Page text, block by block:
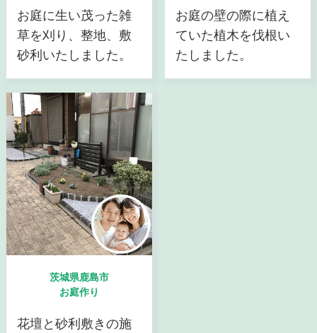
お庭に生い茂った雑
草を刈り、整地、敷
砂利いたしました。
お庭の壁の際に植え
ていた植木を伐根い
たしました。
茨城県鹿島市
お庭作り
花壇と砂利敷きの施